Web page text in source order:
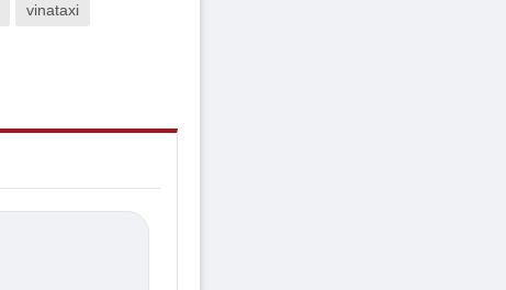
vinataxi